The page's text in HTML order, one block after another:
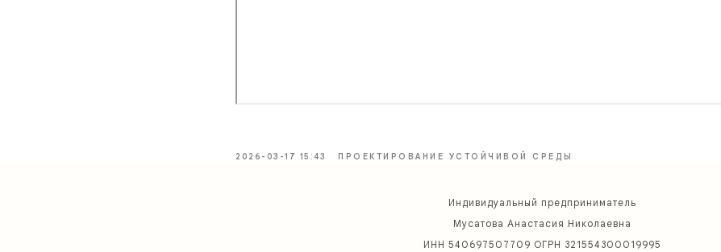
2026-03-17 15:43 ПРОЕКТИРОВАНИЕ УСТОЙЧИВОЙ СРЕДЫ
Индивидуальный предприниматель
Мусатова Анастасия Николаевна
ИНН 540697507709 ОГРН 321554300019995